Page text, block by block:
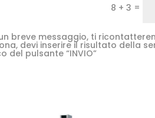
8 + 3 =
breve messaggio, ti
devi inserire il risultato della
pulsante “INVIO”